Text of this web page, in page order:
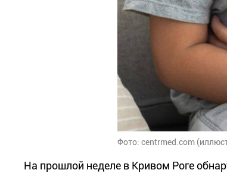
Фото: centrmed.com
На прошлой неделе в Кривом Роге